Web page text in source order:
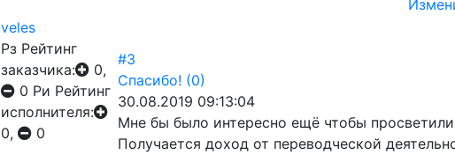
veles
Рз Рейтинг
заказчика:
0,
0 Ри Рейтинг
исполнителя:
0,
0
#3
Спасибо! (0)
30.08.2019 09:13:04
Мне бы было интересно ещё чтобы
Получается доход от переводческой